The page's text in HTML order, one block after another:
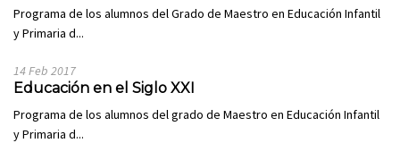
Programa de los alumnos del Grado de Maestro en Educación Infantil
y Primaria d...
14 Feb 2017
Educación en el Siglo XXI
Programa de los alumnos del grado de Maestro en Educación Infantil
y Primaria d...